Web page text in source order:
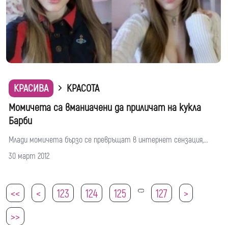
КРАСИВА
КРАСОТА
Mомичета са вманиачени да приличат на кукла
Барби
Млади момичета бързо се превръщат в интернет сензация,...
30 март 2012
<< < 123 124 125 126 127
>
>>